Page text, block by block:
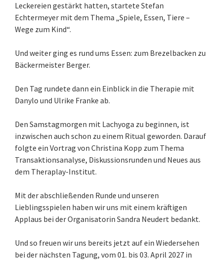
Leckereien gestärkt hatten, startete Stefan
Echtermeyer mit dem Thema „Spiele, Essen, Tiere –
Wege zum Kind“.
Und weiter ging es rund ums Essen: zum Brezelbacken zu
Bäckermeister Berger.
Den Tag rundete dann ein Einblick in die Therapie mit
Danylo und Ulrike Franke ab.
Den Samstagmorgen mit Lachyoga zu beginnen, ist
inzwischen auch schon zu einem Ritual geworden. Darauf
folgte ein Vortrag von Christina Kopp zum Thema
Transaktionsanalyse, Diskussionsrunden und Neues aus
dem Theraplay-Institut.
Mit der abschließenden Runde und unseren
Lieblingsspielen haben wir uns mit einem kräftigen
Applaus bei der Organisatorin Sandra Neudert bedankt.
Und so freuen wir uns bereits jetzt auf ein Wiedersehen
bei der nächsten Tagung, vom 01. bis 03. April 2027 in